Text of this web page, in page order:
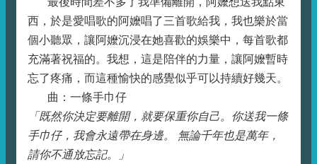
西，於是愛唱歌的阿嬤唱了三首歌給我，我也樂於當
個小聽眾，讓阿嬤沉浸在她喜歡的娛樂中，每首歌都
充滿著祝福的。我想，這是陪伴的力量，讓阿嬤暫時
忘了疼痛，而這種愉快的感覺似乎可以持續好幾天。
曲：一條手巾仔
「既然你決定要離開，就要保重你自己。你送我一條
手巾仔，我會永遠帶在身邊。 無論千年也是萬年，
請你不通放忘記。」